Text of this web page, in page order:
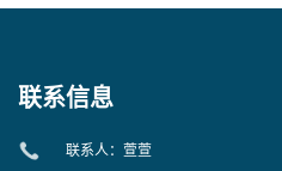
联系信息
联系人：萱萱